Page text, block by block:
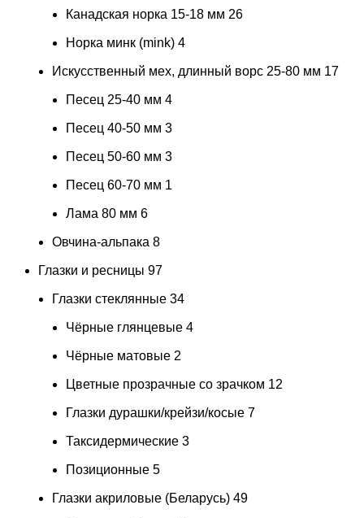
Канадская норка 15-18 мм 26
Норка минк (mink) 4
Искусственный мех, длинный ворс 25-80 мм 17
Песец 25-40 мм 4
Песец 40-50 мм 3
Песец 50-60 мм 3
Песец 60-70 мм 1
Лама 80 мм 6
Овчина-альпака 8
Глазки и ресницы 97
Глазки стеклянные 34
Чёрные глянцевые 4
Чёрные матовые 2
Цветные прозрачные со зрачком 12
Глазки дурашки/крейзи/косые 7
Таксидермические 3
Позиционные 5
Глазки акриловые (Беларусь) 49